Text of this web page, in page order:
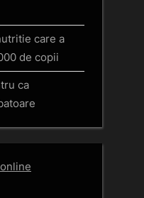
care a
de copii
ca